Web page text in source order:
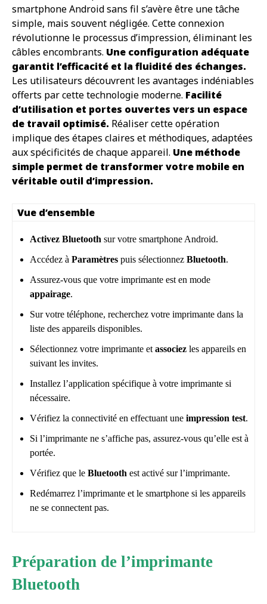
smartphone Android sans fil s’avère être une tâche
simple, mais souvent négligée. Cette connexion
révolutionne le processus d’impression, éliminant les
câbles encombrants. Une configuration adéquate
garantit l’efficacité et la fluidité des échanges.
Les utilisateurs découvrent les avantages indéniables
offerts par cette technologie moderne. Facilité
d’utilisation et portes ouvertes vers un espace
de travail optimisé. Réaliser cette opération
implique des étapes claires et méthodiques, adaptées
aux spécificités de chaque appareil. Une méthode
simple permet de transformer votre mobile en
véritable outil d’impression.
Vue d’ensemble
Activez Bluetooth sur votre smartphone Android.
Accédez à Paramètres puis sélectionnez Bluetooth.
Assurez-vous que votre imprimante est en mode
appairage.
Sur votre téléphone, recherchez votre imprimante dans la
liste des appareils disponibles.
Sélectionnez votre imprimante et associez les appareils en
suivant les invites.
Installez l’application spécifique à votre imprimante si
nécessaire.
Vérifiez la connectivité en effectuant une impression test.
Si l’imprimante ne s’affiche pas, assurez-vous qu’elle est à
portée.
Vérifiez que le Bluetooth est activé sur l’imprimante.
Redémarrez l’imprimante et le smartphone si les appareils
ne se connectent pas.
Préparation de l’imprimante
Bluetooth